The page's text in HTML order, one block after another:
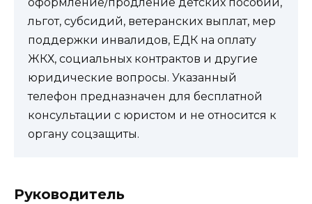
льгот, субсидий, ветеранских выплат, мер
поддержки инвалидов, ЕДК на оплату
ЖКХ, социальных контрактов и другие
юридические вопросы. Указанный
телефон предназначен для бесплатной
консультации с юристом и не относится к
органу соцзащиты.
Руководитель